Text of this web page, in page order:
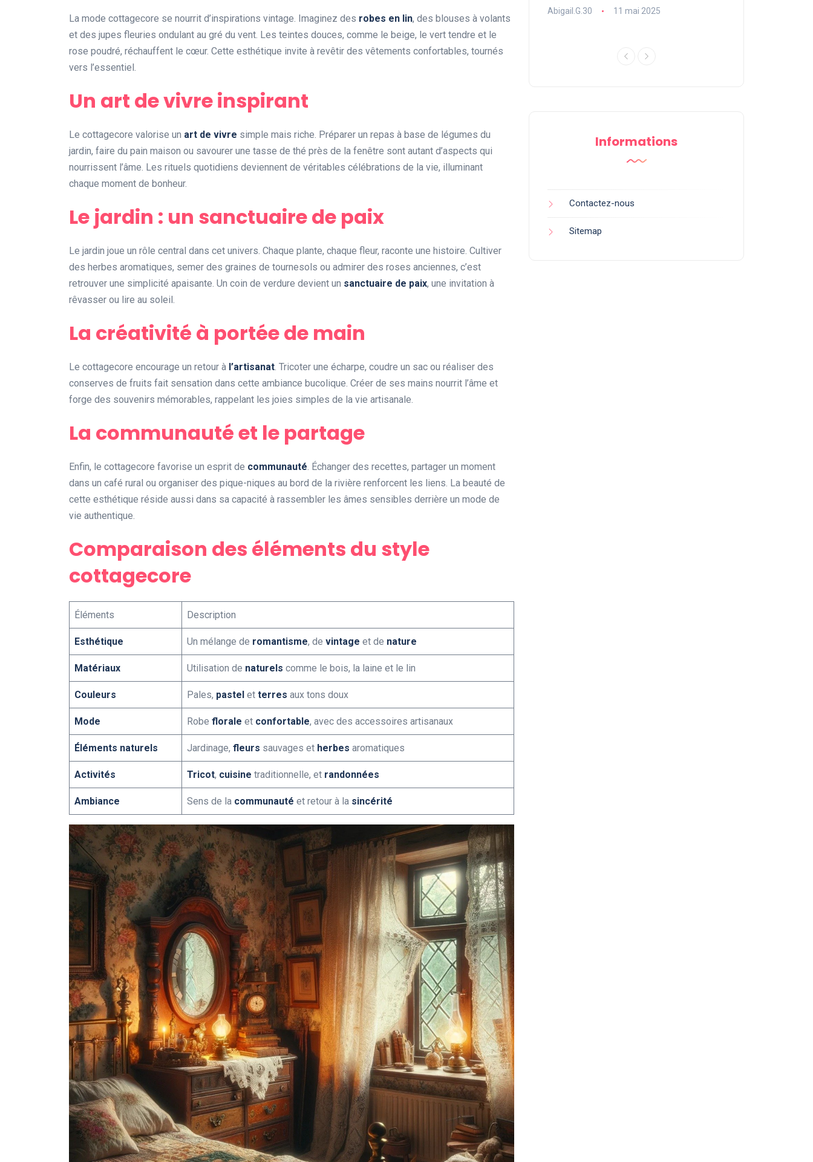
La mode cottagecore se nourrit d’inspirations vintage. Imaginez des robes en lin, des blouses à volants
et des jupes fleuries ondulant au gré du vent. Les teintes douces, comme le beige, le vert tendre et le
rose poudré, réchauffent le cœur. Cette esthétique invite à revêtir des vêtements confortables, tournés
vers l’essentiel.
Un art de vivre inspirant
Le cottagecore valorise un art de vivre simple mais riche. Préparer un repas à base de légumes du
jardin, faire du pain maison ou savourer une tasse de thé près de la fenêtre sont autant d’aspects qui
nourrissent l’âme. Les rituels quotidiens deviennent de véritables célébrations de la vie, illuminant
chaque moment de bonheur.
Le jardin : un sanctuaire de paix
Le jardin joue un rôle central dans cet univers. Chaque plante, chaque fleur, raconte une histoire. Cultiver
des herbes aromatiques, semer des graines de tournesols ou admirer des roses anciennes, c’est
retrouver une simplicité apaisante. Un coin de verdure devient un sanctuaire de paix, une invitation à
rêvasser ou lire au soleil.
La créativité à portée de main
Le cottagecore encourage un retour à l’artisanat. Tricoter une écharpe, coudre un sac ou réaliser des
conserves de fruits fait sensation dans cette ambiance bucolique. Créer de ses mains nourrit l’âme et
forge des souvenirs mémorables, rappelant les joies simples de la vie artisanale.
La communauté et le partage
Enfin, le cottagecore favorise un esprit de communauté. Échanger des recettes, partager un moment
dans un café rural ou organiser des pique-niques au bord de la rivière renforcent les liens. La beauté de
cette esthétique réside aussi dans sa capacité à rassembler les âmes sensibles derrière un mode de
vie authentique.
Comparaison des éléments du style
cottagecore
Éléments Description
Esthétique Un mélange de romantisme, de vintage et de nature
Matériaux Utilisation de naturels comme le bois, la laine et le lin
Couleurs Pales, pastel et terres aux tons doux
Mode Robe florale et confortable, avec des accessoires artisanaux
Éléments naturels Jardinage, fleurs sauvages et herbes aromatiques
Activités Tricot, cuisine traditionnelle, et randonnées
Ambiance Sens de la communauté et retour à la sincérité
Abigail.G.30 11 mai 2025
Informations
Contactez-nous
Sitemap